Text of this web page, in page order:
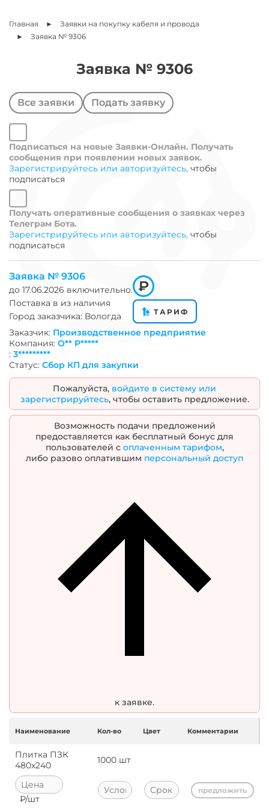
Главная
Заявки на покупку кабеля и провода
Заявка № 9306
Заявка № 9306
Все заявки Подать заявку
Подписаться на новые Заявки-Онлайн. Получать
сообщения при появлении новых заявок.
Зарегистрируйтесь или авторизуйтесь, чтобы
подписаться
Получать оперативные сообщения о заявках через
Телеграм Бота.
Зарегистрируйтесь или авторизуйтесь, чтобы
подписаться
Заявка № 9306
до 17.06.2026 включительно.
Поставка в из наличия
Город заказчика: Вологда ТАРИФ
Заказчик: Производственное предприятие
Компания: О** Р*****
: 3*********
Статус: Сбор КП для закупки
Пожалуйста, войдите в систему или
зарегистрируйтесь, чтобы оставить предложение.
Возможность подачи предложений
предоставляется как бесплатный бонус для
пользователей с оплаченным тарифом,
либо разово оплатившим персональный доступ
к заявке.
Наименование Кол-во Цвет Комментарии
Плитка ПЗК
480х240
1000 шт
₽/шт
предложить